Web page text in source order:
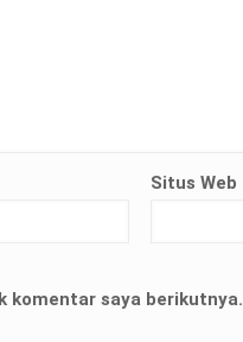
Situs Web
komentar saya berikutnya.